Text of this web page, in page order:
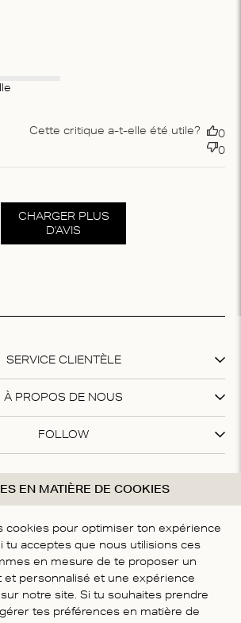
Cette critique a-t-elle été utile?
0
0
CHARGER PLUS
D'AVIS
SERVICE CLIENTÈLE
À PROPOS DE NOUS
FOLLOW
newsletter et profite de 20 % de
achat !
acceptez nos termes et conditions
EN MATIÈRE DE COOKIES
cookies pour optimiser ton expérience
tu acceptes que nous utilisions ces
en mesure de te proposer un
personnalisé et une expérience
notre site. Si tu souhaites prendre
tes préférences en matière de